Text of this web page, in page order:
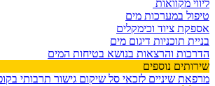
ליווי מקוואות
טיפול במערכות מים
אספקת ציוד וכימקלים
בניית תוכניות דיגום מים
הדרכות והרצאות בנושא בטיחות המים
שירותים נוספים
מרפאת שיניים לזכאי סל שיקום גישור תרבותי